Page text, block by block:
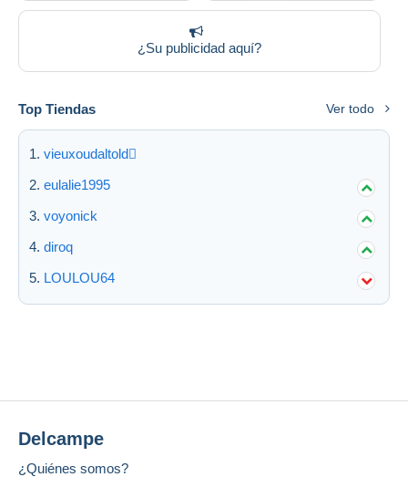
¿Su publicidad aquí?
Top Tiendas Ver todo
vieuxoudaltold
eulalie1995
voyonick
diroq
LOULOU64
Delcampe
¿Quiénes somos?